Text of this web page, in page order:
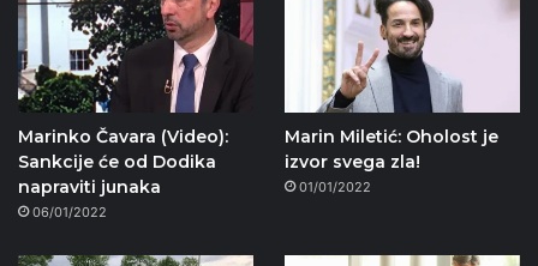
Marinko Čavara (Video):
Sankcije će od Dodika
napraviti junaka
06/01/2022
Marin Miletić: Oholost je
izvor svega zla!
01/01/2022